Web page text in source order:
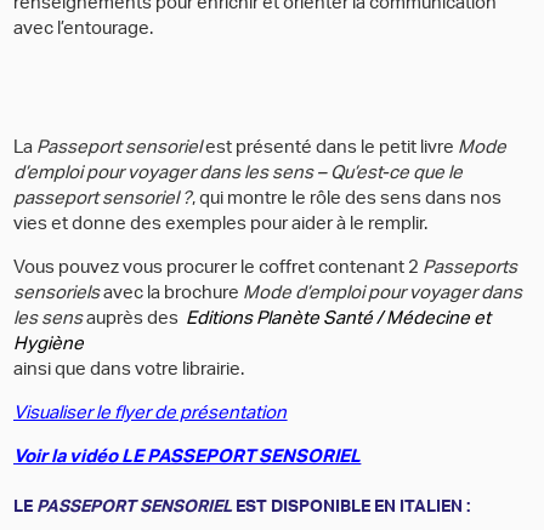
avec l’entourage.
LaPasseport sensorielest présenté dans le petit livreMode
d’emploi pour voyager dans les sens – Qu’est-ce que le
passeport sensoriel ?, qui montre le rôle des sens dans nos
vies et donne des exemples pour aider à le remplir.
Vous pouvez vous procurer le coffret contenant 2Passeports
sensorielsavec la brochureMode d’emploi pour voyager dans
les sensauprès des Editions Planète Santé / Médecine et
Hygiène
ainsi que dans votre librairie.
Visualiser le flyer de présentation
Voir la vidéo LE PASSEPORT SENSORIEL
LEPASSEPORT SENSORIELEST DISPONIBLE EN ITALIEN :